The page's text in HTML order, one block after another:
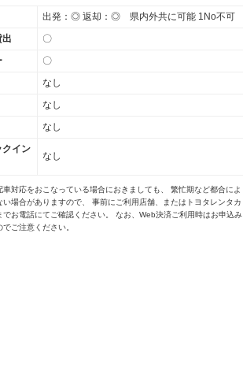
出発：◎ 返却：◎ 県内外共に可能 1No不可
出
〇
〇
なし
なし
なし
クイン
なし
対応をおこなっている場合におきましても、 繁忙期など都合によ
い場合がありますので、 事前にご利用店舗、またはトヨタレンタカ
でお電話にてご確認ください。 なお、Web決済ご利用時はお申込み
ご注意ください。